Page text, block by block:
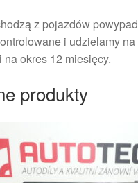
z pojazdów
i udzielamy
na okres 12 miesięcy.
produkty